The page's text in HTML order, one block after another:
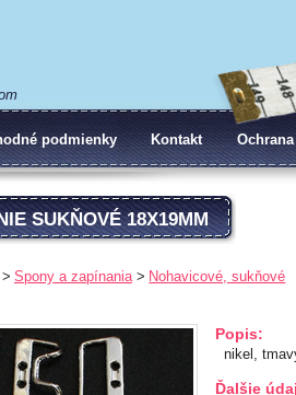
podmienky Kontakt
SUKŇOVÉ 18X19MM
Spony a zapínania Nohavicové, sukňové
Popis:
nikel,
Ďalšie